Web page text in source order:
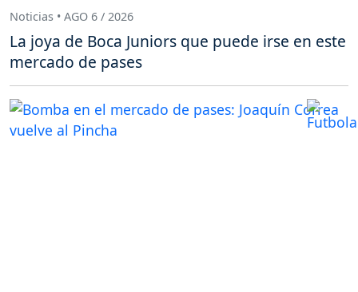
Noticias • AGO 6 / 2026
La joya de Boca Juniors que puede irse en este
mercado de pases